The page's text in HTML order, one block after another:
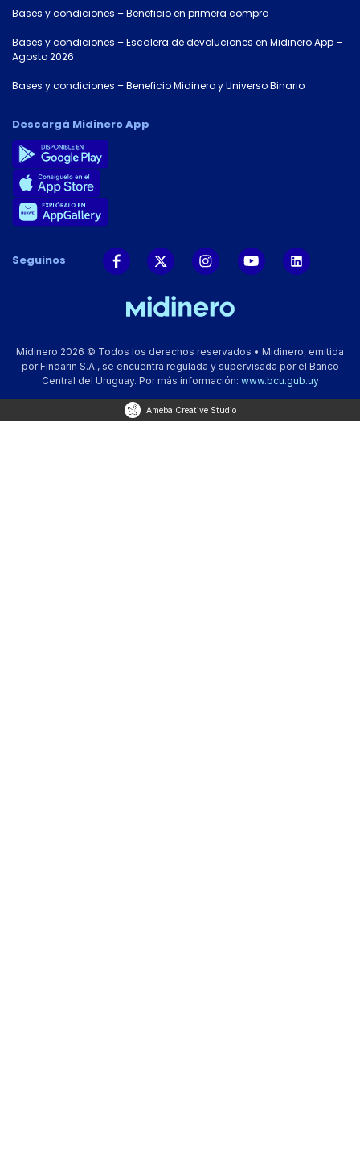
Bases y condiciones – Beneficio en primera compra
Bases y condiciones – Escalera de devoluciones en Midinero App –
Agosto 2026
Bases y condiciones – Beneficio Midinero y Universo Binario
Descargá Midinero App
Seguinos
Midinero 2026 © Todos los derechos reservados • Midinero, emitida
por Findarin S.A., se encuentra regulada y supervisada por el Banco
Central del Uruguay. Por más información: www.bcu.gub.uy
Ameba Creative Studio